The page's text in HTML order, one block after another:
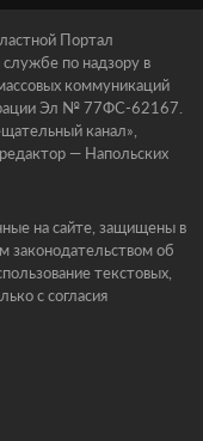
Портал
службе по надзору в
коммуникаций
Эл № 77ФС-62167.
канал»,
— Напольских
на сайте, защищены в
законодательством об
текстовых,
с согласия